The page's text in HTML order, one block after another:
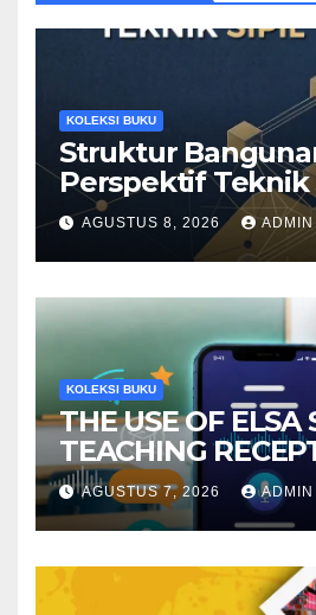
KOLEKSI BUKU
Struktur
Perspektif Teknik
AGUSTUS 8, 2026 ADMIN
KOLEKSI BUKU
THE USE OF ELSA
TEACHING
LANGUAGE SKILLS
AGUSTUS 7, 2026